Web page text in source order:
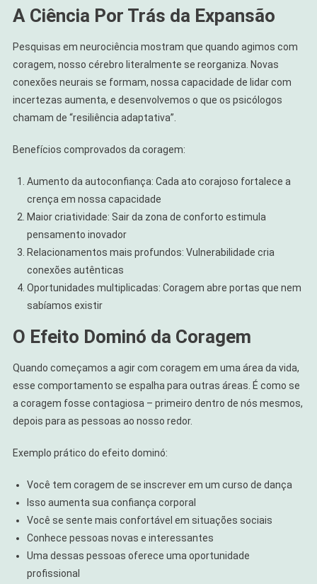
A Ciência Por Trás da Expansão
Pesquisas em neurociência mostram que quando agimos com
coragem, nosso cérebro literalmente se reorganiza. Novas
conexões neurais se formam, nossa capacidade de lidar com
incertezas aumenta, e desenvolvemos o que os psicólogos
chamam de “resiliência adaptativa”.
Benefícios comprovados da coragem:
Aumento da autoconfiança: Cada ato corajoso fortalece a
crença em nossa capacidade
Maior criatividade: Sair da zona de conforto estimula
pensamento inovador
Relacionamentos mais profundos: Vulnerabilidade cria
conexões autênticas
Oportunidades multiplicadas: Coragem abre portas que nem
sabíamos existir
O Efeito Dominó da Coragem
Quando começamos a agir com coragem em uma área da vida,
esse comportamento se espalha para outras áreas. É como se
a coragem fosse contagiosa – primeiro dentro de nós mesmos,
depois para as pessoas ao nosso redor.
Exemplo prático do efeito dominó:
Você tem coragem de se inscrever em um curso de dança
Isso aumenta sua confiança corporal
Você se sente mais confortável em situações sociais
Conhece pessoas novas e interessantes
Uma dessas pessoas oferece uma oportunidade
profissional